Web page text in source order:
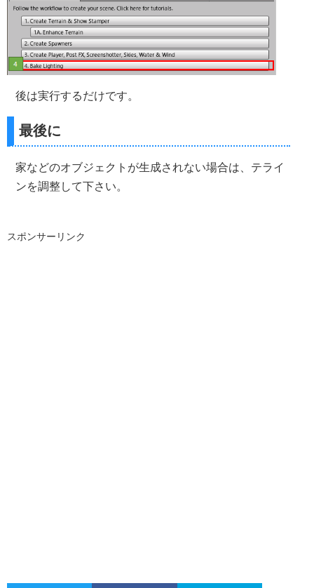
後は実行するだけです。
最後に
家などのオブジェクトが生成されない場合は、テライ
ンを調整して下さい。
スポンサーリンク